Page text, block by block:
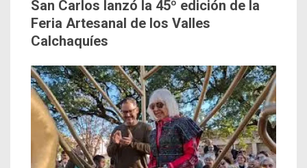
San Carlos lanzó la 45º edición de la
Feria Artesanal de los Valles
Calchaquíes